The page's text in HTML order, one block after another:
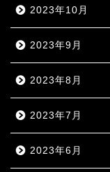
2023年10月
2023年9月
2023年8月
2023年7月
2023年6月